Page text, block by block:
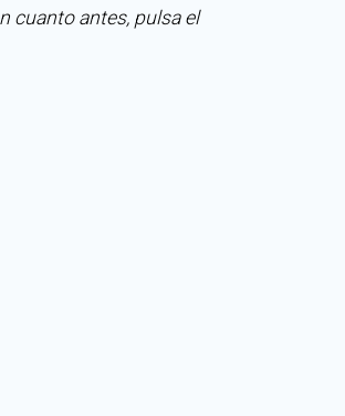
cuanto antes, pulsa el